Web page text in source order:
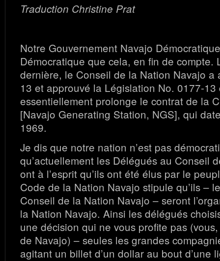
Traduction Christine Prat
Notre Gouvernement Navajo
Démocratique que cela, en fin de compte.
dernière, le Conseil de la Nation Navajo a
13 et approuvé la Législation No. 0177-13
essentiellement prolonge le contrat de la
[Navajo Generating Station, NGS], qui
1969.
Je dis que notre nation n’est pas
qu’actuellement les Délégués au Conseil
ont à l’esprit qu’ils ont été élus par le
Code de la Nation Navajo stipule qu’ils –
Conseil de la Nation Navajo – seront
la Nation Navajo. Ainsi les délégués
une décision qui ne vous profite pas
de Navajo) – seules les grandes
agitant un billet d’un dollar au bout d’une